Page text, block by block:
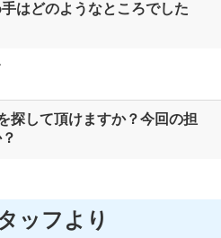
はどのようなところでした
探して頂けますか？今回の担
ッフより